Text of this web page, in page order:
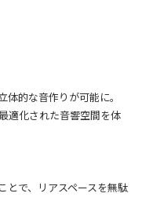
的な音作りが可能に。
化された音響空間を体
で、リアスペースを無駄